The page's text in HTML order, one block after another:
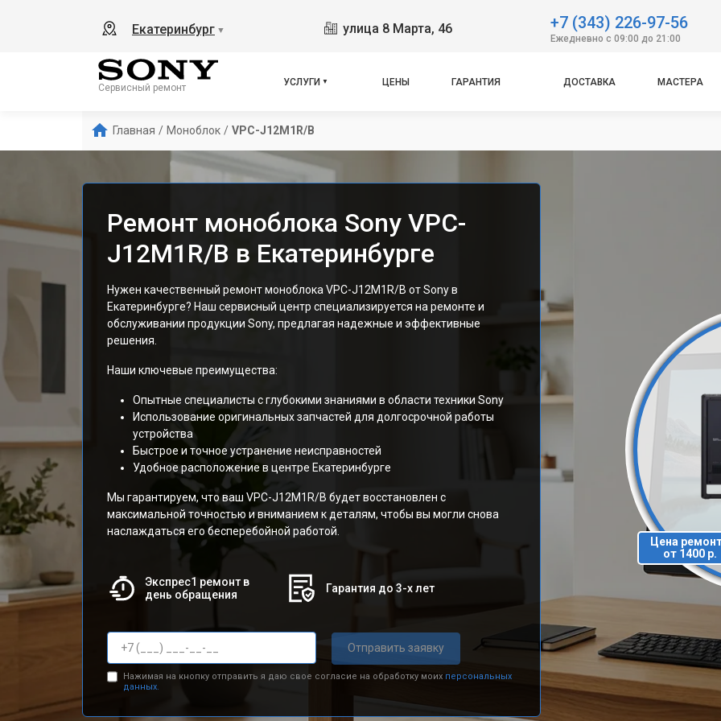
Екатеринбург ▼ улица 8 Марта, 46 +7 (343) 226-97-56
Ежедневно с 09:00 до 21:00
Сервисный ремонт
УСЛУГИ ЦЕНЫ ГАРАНТИЯ ДОСТАВКА МАСТЕРА
Главная / Моноблок / VPC-J12M1R/B
Ремонт моноблока Sony VPC-
J12M1R/B в Екатеринбурге
Нужен качественный ремонт моноблока VPC-J12M1R/B от Sony в
Екатеринбурге? Наш сервисный центр специализируется на ремонте и
обслуживании продукции Sony, предлагая надежные и эффективные
решения.
Наши ключевые преимущества:
Опытные специалисты с глубокими знаниями в области техники Sony
Использование оригинальных запчастей для долгосрочной работы
устройства
Быстрое и точное устранение неисправностей
Удобное расположение в центре Екатеринбурге
Мы гарантируем, что ваш VPC-J12M1R/B будет восстановлен с
максимальной точностью и вниманием к деталям, чтобы вы могли снова
наслаждаться его бесперебойной работой.
Экспрес1 ремонт в
день обращения
Гарантия до 3-х лет
Отправить заявку
Нажимая на кнопку отправить я даю свое согласие на обработку моих персональных
данных.
Цена
от 1400 р.